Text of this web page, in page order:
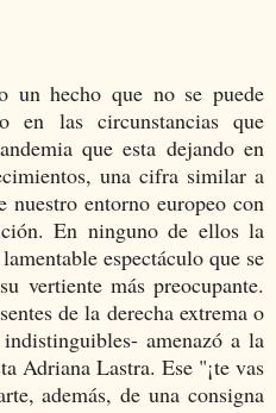
un hecho que no se puede
en las circunstancias que
que esta dejando en
una cifra similar a
nuestro entorno europeo con
. En ninguno de ellos la
espectáculo que se
vertiente más preocupante.
de la derecha extrema o
amenazó a la
Adriana Lastra. Ese "¡te vas
además, de una consigna